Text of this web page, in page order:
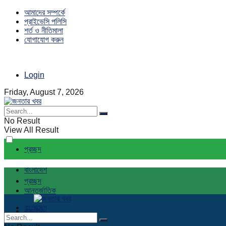
আমাদের সম্পর্কে
প্রাইভেসি পলিসি
শর্ত ও নীতিমালা
যোগাযোগ করুন
Login
Friday, August 7, 2026
No Result
View All Result
প্রচ্ছদ
বাংলাদেশ
আন্তর্জাতিক
রাজনীতি
প্রচ্ছদ
বাংলাদেশ